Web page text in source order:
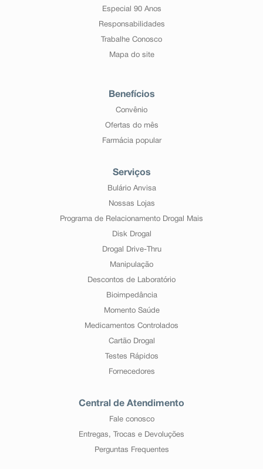
Especial 90 Anos
Responsabilidades
Trabalhe Conosco
Mapa do site
Benefícios
Convênio
Ofertas do mês
Farmácia popular
Serviços
Bulário Anvisa
Nossas Lojas
Programa de Relacionamento Drogal Mais
Disk Drogal
Drogal Drive-Thru
Manipulação
Descontos de Laboratório
Bioimpedância
Momento Saúde
Medicamentos Controlados
Cartão Drogal
Testes Rápidos
Fornecedores
Central de Atendimento
Fale conosco
Entregas, Trocas e Devoluções
Perguntas Frequentes